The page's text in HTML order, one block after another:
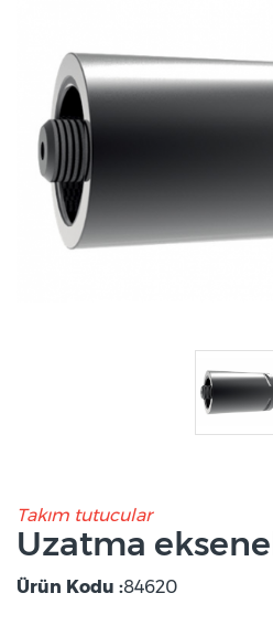
Takım tutucular
Uzatma
Ürün Kodu :84620